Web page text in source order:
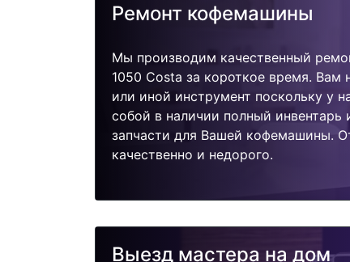
Ремонт кофемашины
Мы производим качественный
1050 Costa за короткое время. Вам
или иной инструмент поскольку у
собой в наличии полный
запчасти для Вашей кофемашины.
качественно и недорого.
Выезд мастера на дом